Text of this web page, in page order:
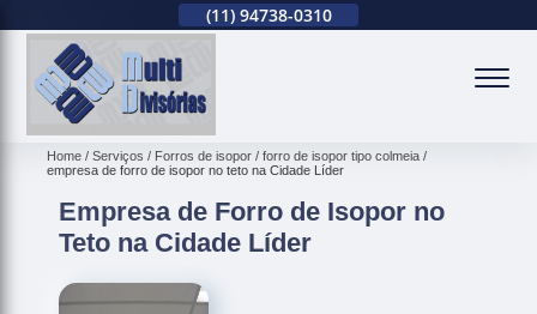
(11) 94738-0310
Home Serviços Forros de isopor
forro de isopor tipo colmeia
empresa de forro de isopor no teto na Cidade Líder
Empresa de Forro de Isopor no
Teto na Cidade Líder